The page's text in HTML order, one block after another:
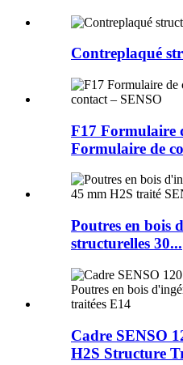
Contreplaqué
F17 Formulaire
Formulaire de
Poutres en bois
structurelles 30...
Cadre SENSO
H2S Structure